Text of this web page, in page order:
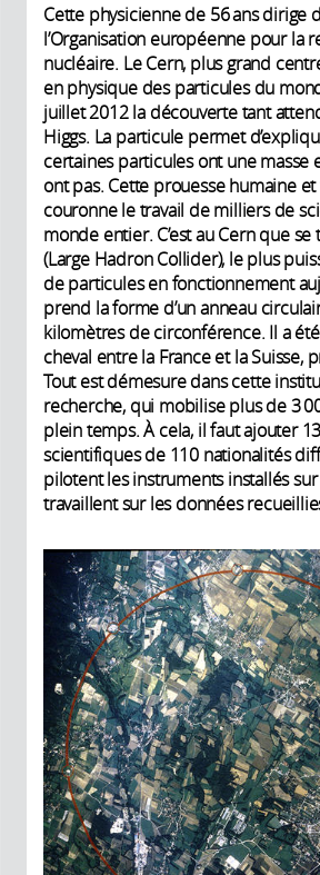
Cette physicienne de 56 ans dirige
l’Organisation européenne pour la
nucléaire. Le Cern, plus grand
en physique des particules du
juillet 2012 la découverte tant
Higgs. La particule permet
certaines particules ont une masse
ont pas. Cette prouesse humaine
couronne le travail de milliers de
monde entier. C’est au Cern que se
(Large Hadron Collider), le plus
de particules en fonctionnement
prend la forme d’un anneau
kilomètres de circonférence. Il a
cheval entre la France et la Suisse,
Tout est démesure dans cette
recherche, qui mobilise plus de 3
plein temps. À cela, il faut ajouter
scientifiques de 110 nationalités
pilotent les instruments installés sur
travaillent sur les données